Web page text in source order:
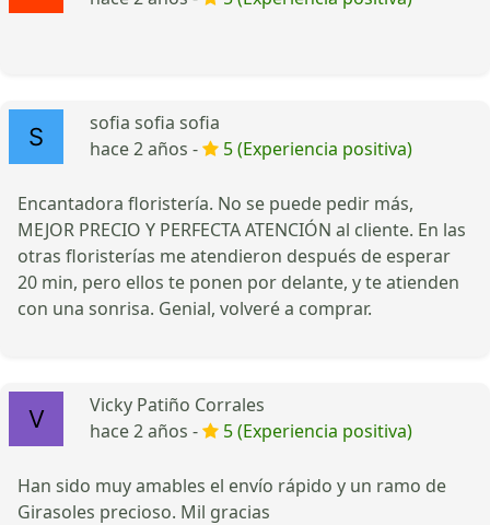
sofia sofia sofia
hace 2 años -
5 (Experiencia positiva)
Encantadora floristería. No se puede pedir más,
MEJOR PRECIO Y PERFECTA ATENCIÓN al cliente. En las
otras floristerías me atendieron después de esperar
20 min, pero ellos te ponen por delante, y te atienden
con una sonrisa. Genial, volveré a comprar.
Vicky Patiño Corrales
hace 2 años -
5 (Experiencia positiva)
Han sido muy amables el envío rápido y un ramo de
Girasoles precioso. Mil gracias